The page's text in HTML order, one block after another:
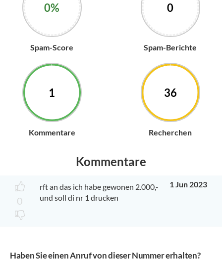
0%
Spam-Score
0
Spam-Berichte
1
Kommentare
36
Recherchen
Kommentare
0
1 Jun 2023
rft an das ich habe gewonen 2.000,-
und soll di nr 1 drucken
Haben Sie einen Anruf von dieser Nummer erhalten?